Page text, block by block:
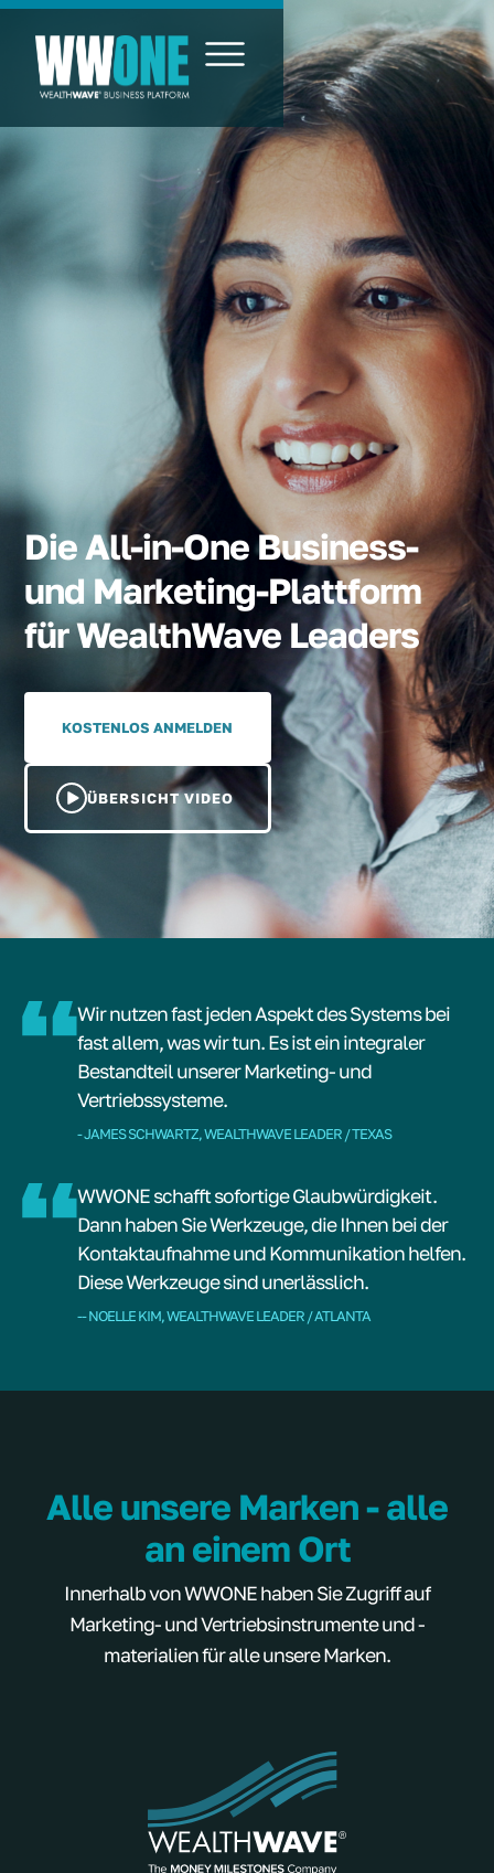
Die All-in-One Business-
und Marketing-Plattform
für WealthWave Leaders
KOSTENLOS ANMELDEN
ÜBERSICHT VIDEO
Wir nutzen fast jeden Aspekt des Systems bei
fast allem, was wir tun. Es ist ein integraler
Bestandteil unserer Marketing- und
Vertriebssysteme.
- JAMES SCHWARTZ, WEALTHWAVE LEADER / TEXAS
WWONE schafft sofortige Glaubwürdigkeit.
Dann haben Sie Werkzeuge, die Ihnen bei der
Kontaktaufnahme und Kommunikation helfen.
Diese Werkzeuge sind unerlässlich.
-- NOELLE KIM, WEALTHWAVE LEADER / ATLANTA
Alle unsere Marken - alle
an einem Ort
Innerhalb von WWONE haben Sie Zugriff auf
Marketing- und Vertriebsinstrumente und -
materialien für alle unsere Marken.